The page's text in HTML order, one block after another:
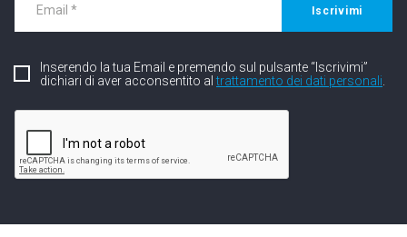
Iscrivimi
Inserendo la tua Email e premendo sul pulsante “Iscrivimi”
dichiari di aver acconsentito altrattamento dei dati personali.